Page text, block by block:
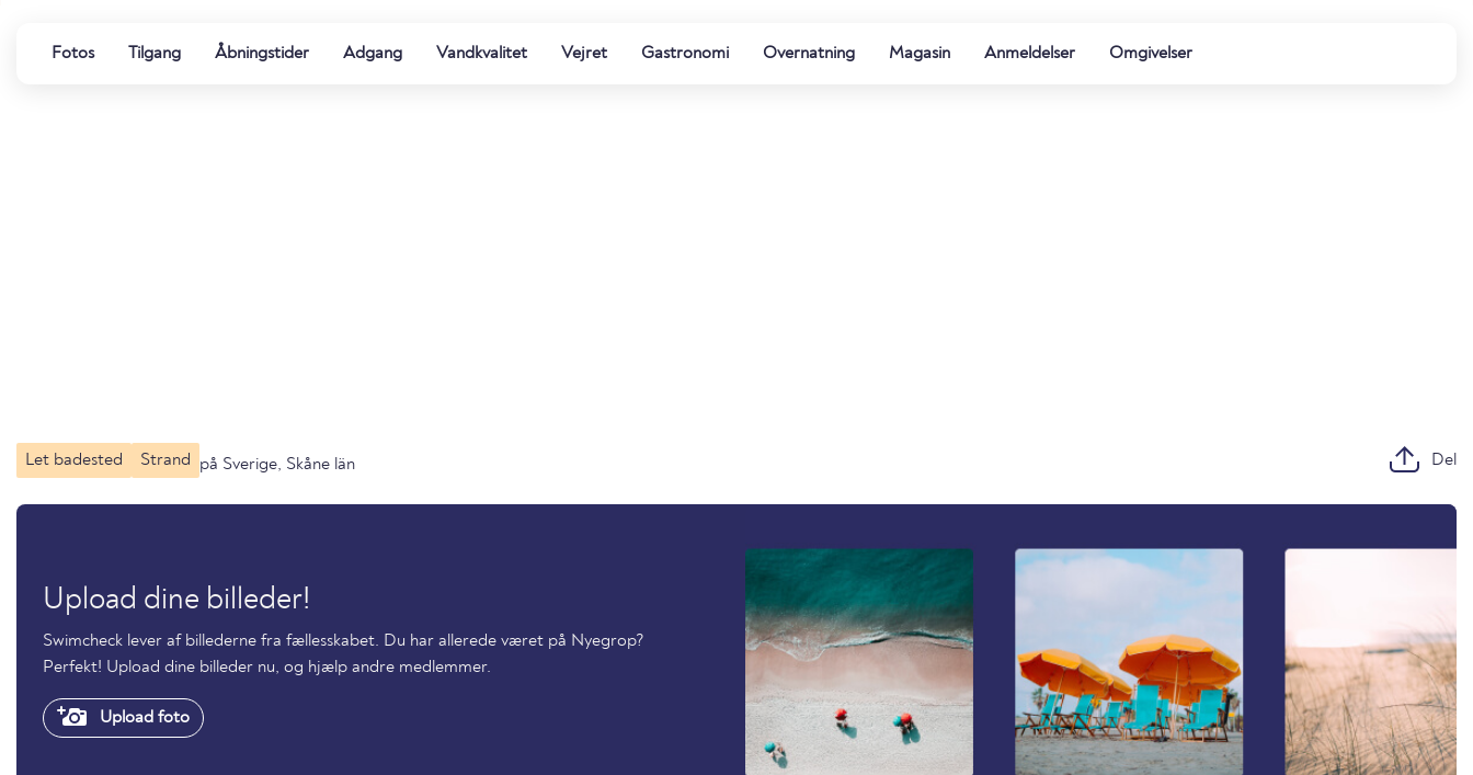
Fotos Tilgang Åbningstider Adgang Vandkvalitet Vejret Gastronomi Overnatning Magasin Anmeldelser Omgivelser
Let badested Strand på Sverige, Skåne län Del
Upload dine billeder!
Swimcheck lever af billederne fra fællesskabet. Du har allerede været på Nyegrop?
Perfekt! Upload dine billeder nu, og hjælp andre medlemmer.
Upload foto